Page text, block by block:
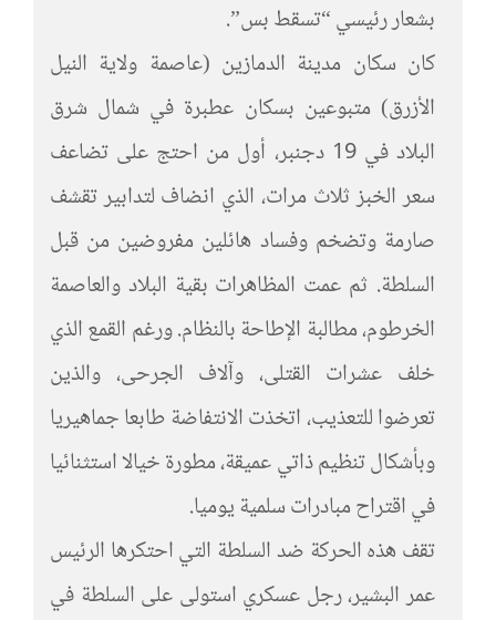
بشعار رئيسي “تسقط بس”.
كان سكان مدينة الدمازين (عاصمة ولاية النيل
الأزرق) متبوعين بسكان عطبرة في شمال شرق
البلاد في 19 دجنبر، أول من احتج على تضاعف
سعر الخبز ثلاث مرات، الذي انضاف لتدابير تقشف
صارمة وتضخم وفساد هائلين مفروضين من قبل
السلطة. ثم عمت المظاهرات بقية البلاد والعاصمة
الخرطوم، مطالبة الإطاحة بالنظام. ورغم القمع الذي
خلف عشرات القتلى، وآلاف الجرحى، والذين
تعرضوا للتعذيب، اتخذت الانتفاضة طابعا جماهيريا
وبأشكال تنظيم ذاتي عميقة، مطورة خيالا استثنائيا
في اقتراح مبادرات سلمية يوميا.
تقف هذه الحركة ضد السلطة التي احتكرها الرئيس
عمر البشير، رجل عسكري استولى على السلطة في